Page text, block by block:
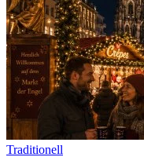
Traditionell